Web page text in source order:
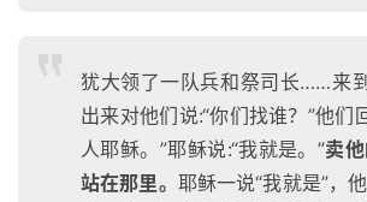
犹大领了一队兵和祭司长……来
出来对他们说:“你们找谁？”他们
人耶稣。”耶稣说:“我就是。”卖
站在那里。 耶稣一说“我就是”，